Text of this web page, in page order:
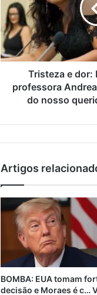
Tristeza e dor:
professora
do nosso
Artigos
BOMBA: EUA tomam
decisão e Moraes é c…